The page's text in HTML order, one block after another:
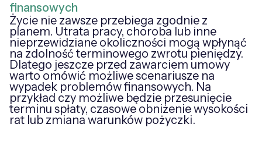
finansowych
Życie nie zawsze przebiega zgodnie z
planem. Utrata pracy, choroba lub inne
nieprzewidziane okoliczności mogą wpłynąć
na zdolność terminowego zwrotu pieniędzy.
Dlatego jeszcze przed zawarciem umowy
warto omówić możliwe scenariusze na
wypadek problemów finansowych. Na
przykład czy możliwe będzie przesunięcie
terminu spłaty, czasowe obniżenie wysokości
rat lub zmiana warunków pożyczki.